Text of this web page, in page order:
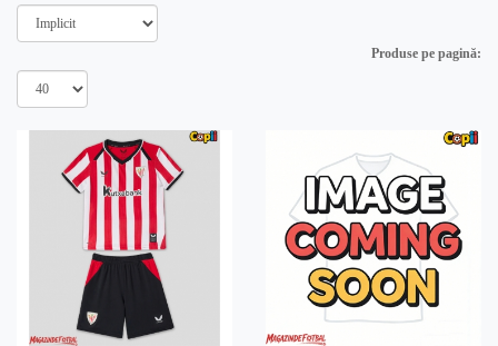
Produse pe pagină: